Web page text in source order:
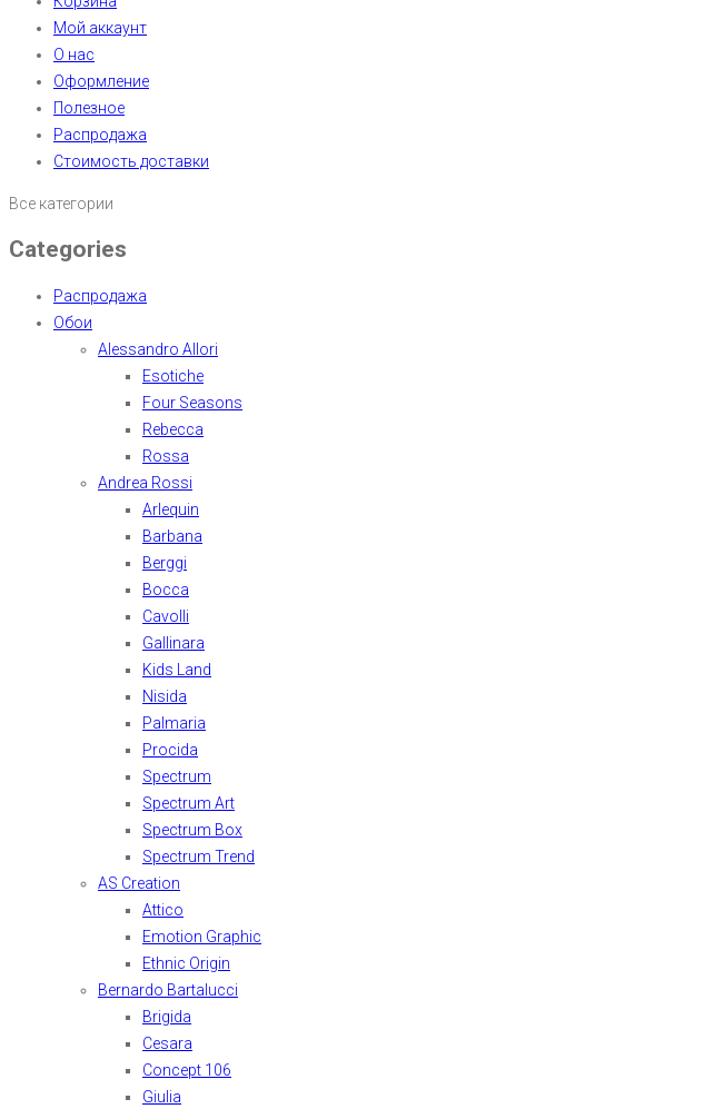
Мой аккаунт
О нас
Оформление
Полезное
Распродажа
Стоимость доставки
Все категории
Categories
Распродажа
Обои
Alessandro Allori
Esotiche
Four Seasons
Rebecca
Rossa
Andrea Rossi
Arlequin
Barbana
Berggi
Bocca
Cavolli
Gallinara
Kids Land
Nisida
Palmaria
Procida
Spectrum
Spectrum Art
Spectrum Box
Spectrum Trend
AS Creation
Attico
Emotion Graphic
Ethnic Origin
Bernardo Bartalucci
Brigida
Cesara
Concept 106
Giulia